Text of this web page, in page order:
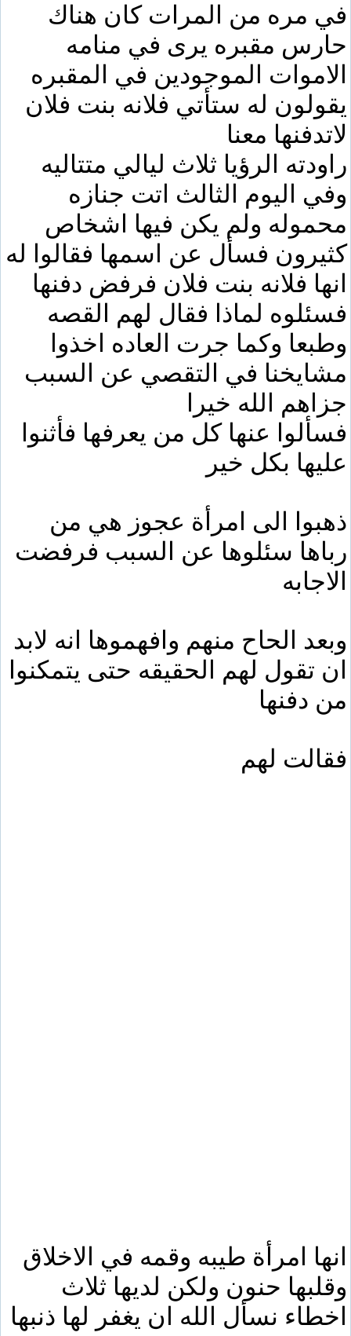
في مره من المرات كان هناك
حارس مقبره يرى في منامه
الاموات الموجودين في المقبره
يقولون له ستأتي فلانه بنت فلان
لاتدفنها معنا
راودته الرؤيا ثلاث ليالي متتاليه
وفي اليوم الثالث اتت جنازه
محموله ولم يكن فيها اشخاص
كثيرون فسأل عن اسمها فقالوا له
انها فلانه بنت فلان فرفض دفنها
فسئلوه لماذا فقال لهم القصه
وطبعا وكما جرت العاده اخذوا
مشايخنا في التقصي عن السبب
جزاهم الله خيرا
فسألوا عنها كل من يعرفها فأثنوا
عليها بكل خير
ذهبوا الى امرأة عجوز هي من
رباها سئلوها عن السبب فرفضت
الاجابه
وبعد الحاح منهم وافهموها انه لابد
ان تقول لهم الحقيقه حتى يتمكنوا
من دفنها
فقالت لهم
انها امرأة طيبه وقمه في الاخلاق
وقلبها حنون ولكن لديها ثلاث
اخطاء نسأل الله ان يغفر لها ذنبها